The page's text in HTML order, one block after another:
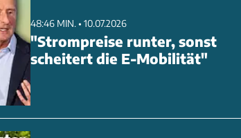
48:46 MIN. • 10.07.2026
"Strompreise runter, sonst
scheitert die E-Mobilität"